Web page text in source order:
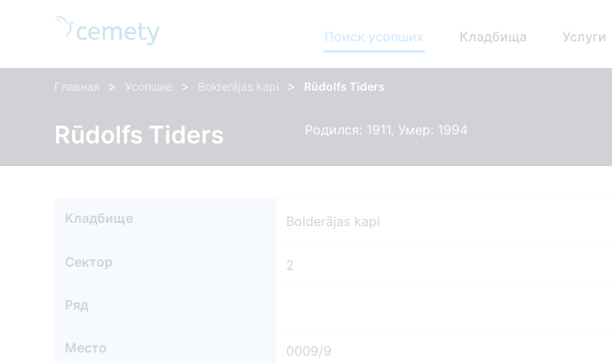
Поиск усопших Кладбища Услуги
Главная > Усопшие > Bolderājas kapi > Rūdolfs Tiders
Rūdolfs Tiders Родился: 1911, Умер: 1994
Кладбище Bolderājas kapi
Сектор 2
Ряд
Место 0009/9